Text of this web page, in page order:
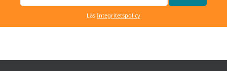
Läs Integritetspolicy